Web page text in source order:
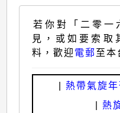
若你對「二零一
見，或如要索取
料，歡迎 電郵 至本
熱帶氣旋
熱